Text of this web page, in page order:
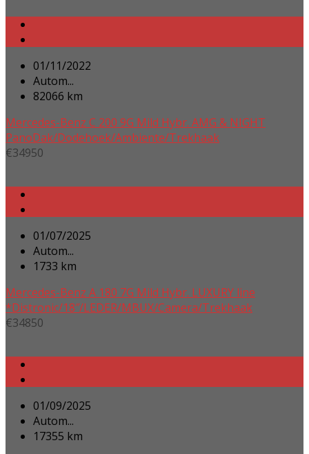
01/11/2022
Autom...
82066 km
Mercedes-Benz C 200 9G Mild Hybr. AMG & NIGHT
PanoDak/Dodehoek/Ambiente/Trekhaak
€34950
01/07/2025
Autom...
1733 km
Mercedes-Benz A 180 7G Mild Hybr. LUXURY line
*Distronic/18″/LEDER/MBUX/Camera/Trekhaak
€34850
01/09/2025
Autom...
17355 km